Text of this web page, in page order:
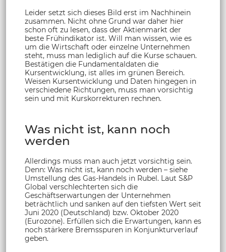
Leider setzt sich dieses Bild erst im Nachhinein
zusammen. Nicht ohne Grund war daher hier
schon oft zu lesen, dass der Aktienmarkt der
beste Frühindikator ist. Will man wissen, wie es
um die Wirtschaft oder einzelne Unternehmen
steht, muss man lediglich auf die Kurse schauen.
Bestätigen die Fundamentaldaten die
Kursentwicklung, ist alles im grünen Bereich.
Weisen Kursentwicklung und Daten hingegen in
verschiedene Richtungen, muss man vorsichtig
sein und mit Kurskorrekturen rechnen.
Was nicht ist, kann noch
werden
Allerdings muss man auch jetzt vorsichtig sein.
Denn: Was nicht ist, kann noch werden – siehe
Umstellung des Gas-Handels in Rubel. Laut S&P
Global verschlechterten sich die
Geschäftserwartungen der Unternehmen
beträchtlich und sanken auf den tiefsten Wert seit
Juni 2020 (Deutschland) bzw. Oktober 2020
(Eurozone). Erfüllen sich die Erwartungen, kann es
noch stärkere Bremsspuren in Konjunkturverlauf
geben.